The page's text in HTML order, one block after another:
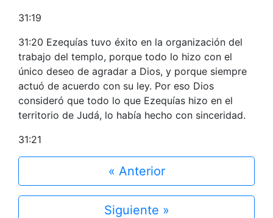
31:19
31:20 Ezequías tuvo éxito en la organización del
trabajo del templo, porque todo lo hizo con el
único deseo de agradar a Dios, y porque siempre
actuó de acuerdo con su ley. Por eso Dios
consideró que todo lo que Ezequías hizo en el
territorio de Judá, lo había hecho con sinceridad.
31:21
« Anterior
Siguiente »